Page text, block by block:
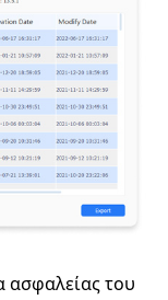
ασφαλείας του